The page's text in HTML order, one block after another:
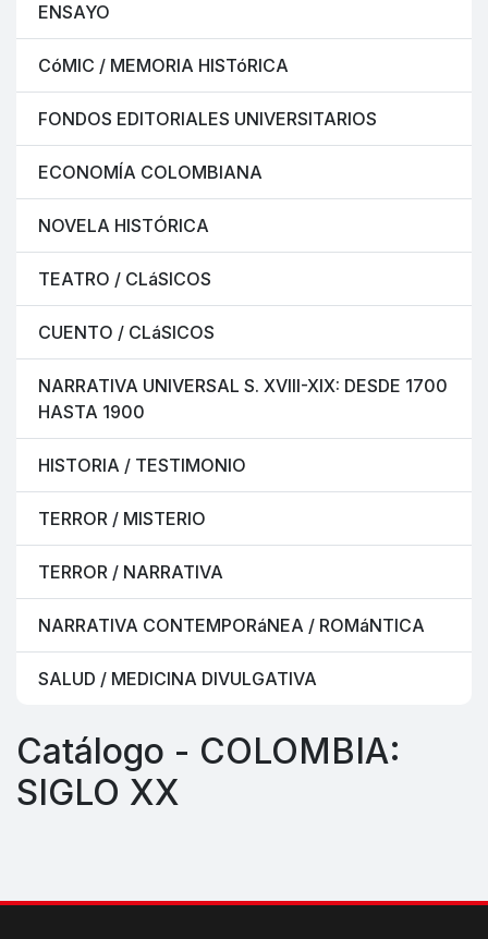
ENSAYO
CóMIC / MEMORIA HISTóRICA
FONDOS EDITORIALES UNIVERSITARIOS
ECONOMÍA COLOMBIANA
NOVELA HISTÓRICA
TEATRO / CLáSICOS
CUENTO / CLáSICOS
NARRATIVA UNIVERSAL S. XVIII-XIX: DESDE 1700
HASTA 1900
HISTORIA / TESTIMONIO
TERROR / MISTERIO
TERROR / NARRATIVA
NARRATIVA CONTEMPORáNEA / ROMáNTICA
SALUD / MEDICINA DIVULGATIVA
Catálogo - COLOMBIA:
SIGLO XX